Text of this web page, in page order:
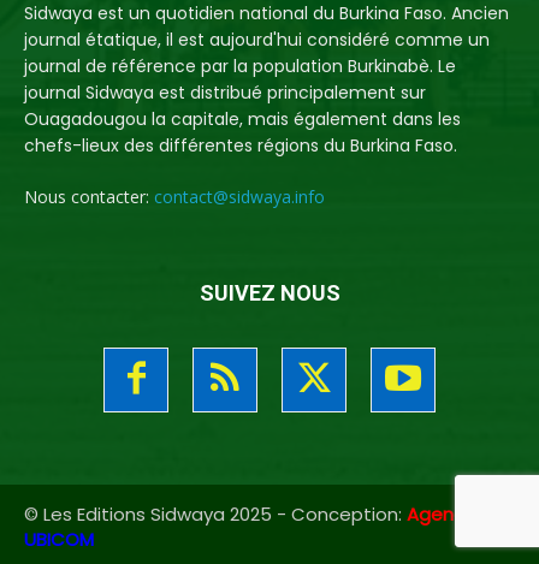
Sidwaya est un quotidien national du Burkina Faso. Ancien
journal étatique, il est aujourd'hui considéré comme un
journal de référence par la population Burkinabè. Le
journal Sidwaya est distribué principalement sur
Ouagadougou la capitale, mais également dans les
chefs-lieux des différentes régions du Burkina Faso.
Nous contacter: contact@sidwaya.info
SUIVEZ NOUS
© Les Editions Sidwaya 2025 - Conception: Agence
UBICOM